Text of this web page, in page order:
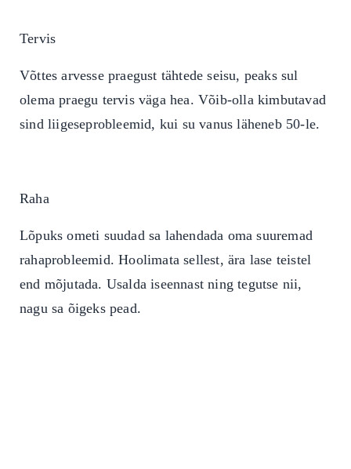
Tervis
Võttes arvesse praegust tähtede seisu, peaks sul
olema praegu tervis väga hea. Võib-olla kimbutavad
sind liigeseprobleemid, kui su vanus läheneb 50-le.
Raha
Lõpuks ometi suudad sa lahendada oma suuremad
rahaprobleemid. Hoolimata sellest, ära lase teistel
end mõjutada. Usalda iseennast ning tegutse nii,
nagu sa õigeks pead.